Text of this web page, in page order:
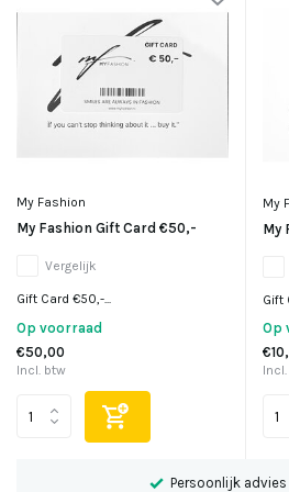
My Fashion
My Fashion Gift Card €50,-
Vergelijk
Gift Card €50,-...
Op voorraad
€50,00
Incl. btw
My
My
Gift
Op
Persoonlijk